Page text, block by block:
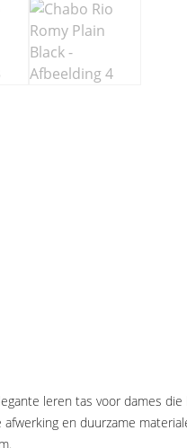
leren tas voor dames
en duurzame